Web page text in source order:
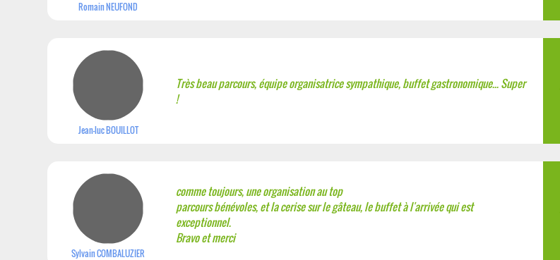
Romain NEUFOND
Jean-luc BOUILLOT
Très beau parcours, équipe organisatrice sympathique, buffet gastronomique... Super
!
Sylvain COMBALUZIER
comme toujours, une organisation au top
parcours bénévoles, et la cerise sur le gâteau, le buffet à l'arrivée qui est
exceptionnel.
Bravo et merci